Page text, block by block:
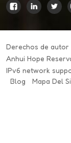
Derechos de autor
Anhui Hope
IPv6 network
Blog
Mapa Del